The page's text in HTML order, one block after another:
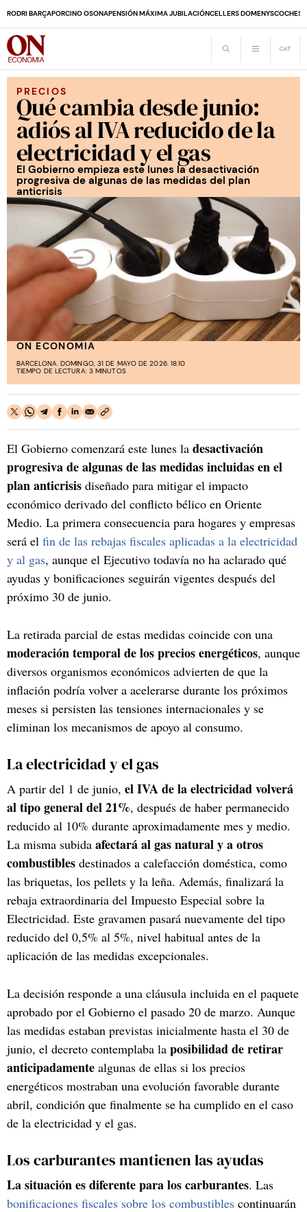
RODRI BARÇAPORCINO OSONAPENSIÓN MÁXIMA JUBILACIÓNCELLERS DOMENYSCOCHES
PRECIOS
Qué cambia desde junio:
adiós al IVA reducido de la
electricidad y el gas
El Gobierno empieza este lunes la desactivación
progresiva de algunas de las medidas del plan
anticrisis
ON ECONOMIA
BARCELONA. DOMINGO, 31 DE MAYO DE 2026. 18:10
TIEMPO DE LECTURA: 3 MINUTOS
El Gobierno comenzará este lunes la desactivación
progresivade algunas de las medidas incluidas en el
plan anticrisis diseñado para mitigar el impacto
económico derivado del conflicto bélico en Oriente
Medio. La primera consecuencia para hogares y empresas
será el fin de las rebajas fiscales aplicadas a la electricidad
y al gas, aunque el Ejecutivo todavía no ha aclarado qué
ayudas y bonificaciones seguirán vigentes después del
próximo 30 de junio.
La retirada parcial de estas medidas coincide con una
moderación temporal de los precios energéticos, aunque
diversos organismos económicos advierten de que la
inflación podría volver a acelerarse durante los próximos
meses si persisten las tensiones internacionales y se
eliminan los mecanismos de apoyo al consumo.
La electricidad y el gas
A partir del 1 de junio, el IVA de la electricidad volverá
al tipo general del 21%, después de haber permanecido
reducido al 10% durante aproximadamente mes y medio.
La misma subida afectará al gas natural y a otros
combustibles destinados a calefacción doméstica, como
las briquetas, los pellets y la leña. Además, finalizará la
rebaja extraordinaria del Impuesto Especial sobre la
Electricidad. Este gravamen pasará nuevamente del tipo
reducido del 0,5% al 5%, nivel habitual antes de la
aplicación de las medidas excepcionales.
La decisión responde a una cláusula incluida en el paquete
aprobado por el Gobierno el pasado 20 de marzo. Aunque
las medidas estaban previstas inicialmente hasta el 30 de
junio, el decreto contemplaba la posibilidad de retirar
anticipadamente algunas de ellas si los precios
energéticos mostraban una evolución favorable durante
abril, condición que finalmente se ha cumplido en el caso
de la electricidad y el gas.
Los carburantes mantienen las ayudas
La situación es diferente para los carburantes. Las
bonificaciones fiscales sobre los combustibles continuarán